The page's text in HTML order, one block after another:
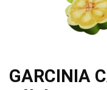
GARCINIA